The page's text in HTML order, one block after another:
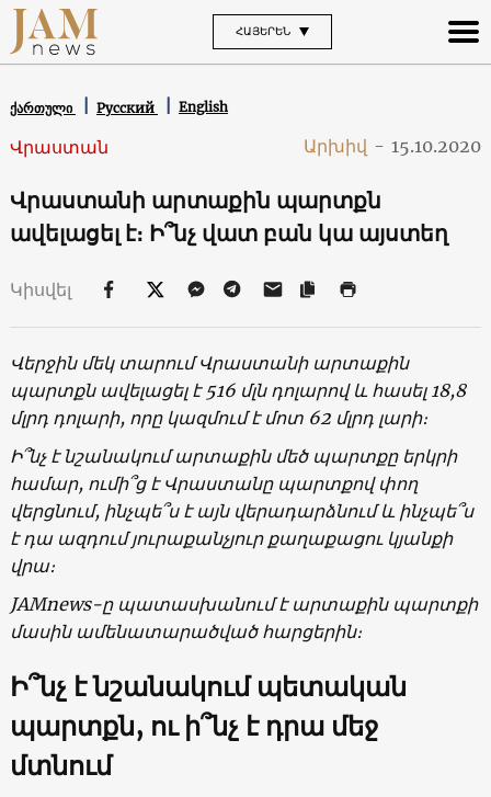
ՀԱՅԵՐԵՆ
ქართული Русский English
Վրաստան Արխիվ - 15.10.2020
Վրաստանի արտաքին պարտքն
ավելացել է։ Ի՞նչ վատ բան կա այստեղ
Կիսվել
Վերջին մեկ տարում Վրաստանի արտաքին
պարտքն ավելացել է 516 մլն դոլարով և հասել 18,8
մլրդ դոլարի, որը կազմում է մոտ62 մլրդ լարի։
Ի՞նչ է նշանակում արտաքին մեծ պարտքը երկրի
համար, ումի՞ց է Վրաստանը պարտքով փող
վերցնում, ինչպե՞ս է այն վերադարձնում և ինչպե՞ս
է դա ազդում յուրաքանչյուր քաղաքացու կյանքի
վրա։
JAMnews-ը պատասխանում է արտաքին պարտքի
մասին ամենատարածված հարցերին։
Ի՞նչ է նշանակում պետական
պարտքն, ու ի՞նչ է դրա մեջ
մտնում